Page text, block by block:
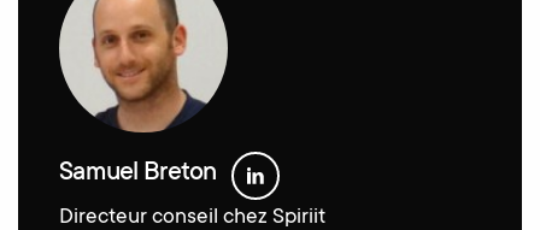
Samuel Breton
Directeur conseil chez Spiriit